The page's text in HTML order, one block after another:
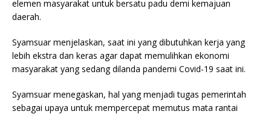
elemen masyarakat untuk bersatu padu demi kemajuan
daerah.
Syamsuar menjelaskan, saat ini yang dibutuhkan kerja yang
lebih ekstra dan keras agar dapat memulihkan ekonomi
masyarakat yang sedang dilanda pandemi Covid-19 saat ini.
Syamsuar menegaskan, hal yang menjadi tugas pemerintah
sebagai upaya untuk mempercepat memutus mata rantai